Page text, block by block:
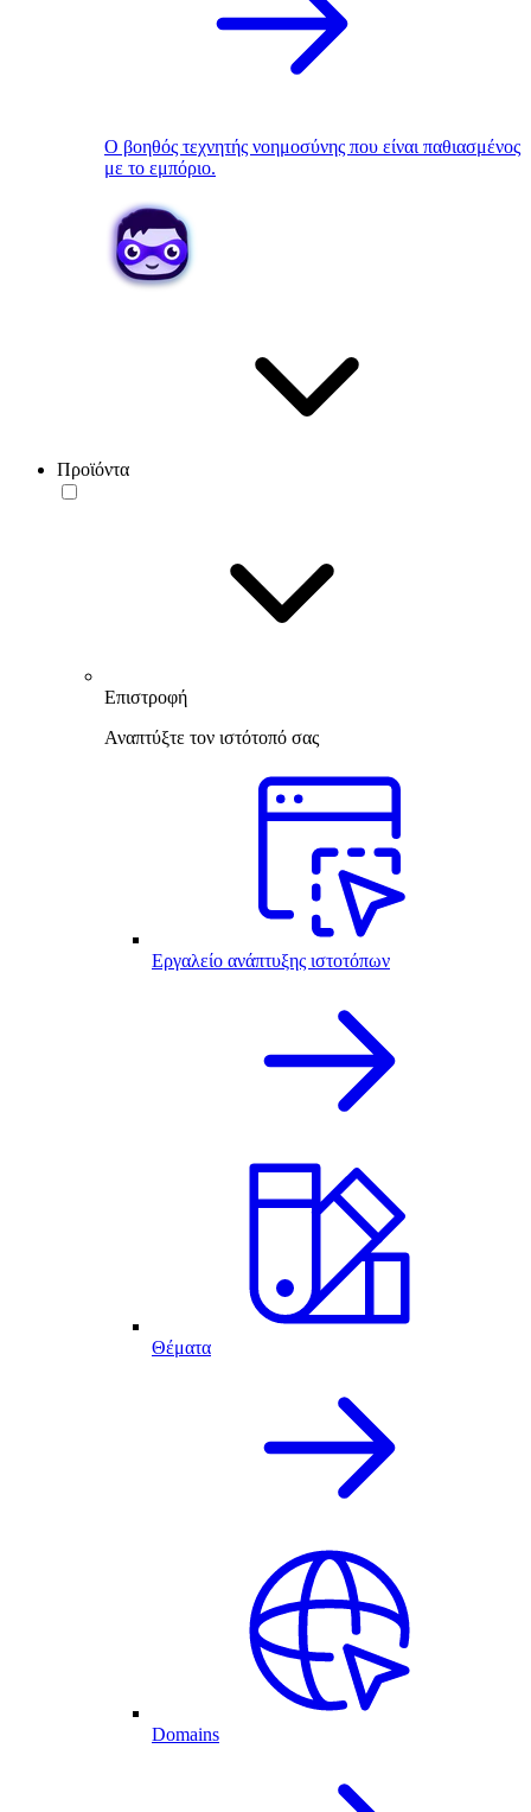
Ο βοηθός τεχνητής νοημοσύνης που είναι παθιασμένος
με το εμπόριο.
Προϊόντα
Επιστροφή
Αναπτύξτε τον ιστότοπό σας
Εργαλείο ανάπτυξης ιστοτόπων
Θέματα
Domains